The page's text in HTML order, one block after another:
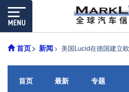
首页 新闻 美国Lucid在德国建立
首页 最新 专题